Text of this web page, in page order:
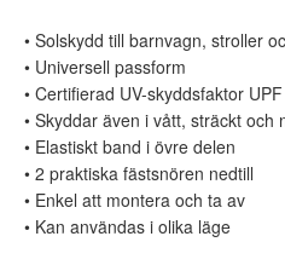
• Solskydd till barnvagn, stroller
• Universell passform
• Certifierad UV-skyddsfaktor
• Skyddar även i vått, sträckt och
• Elastiskt band i övre delen
• 2 praktiska fästsnören nedtill
• Enkel att montera och ta av
• Kan användas i olika läge